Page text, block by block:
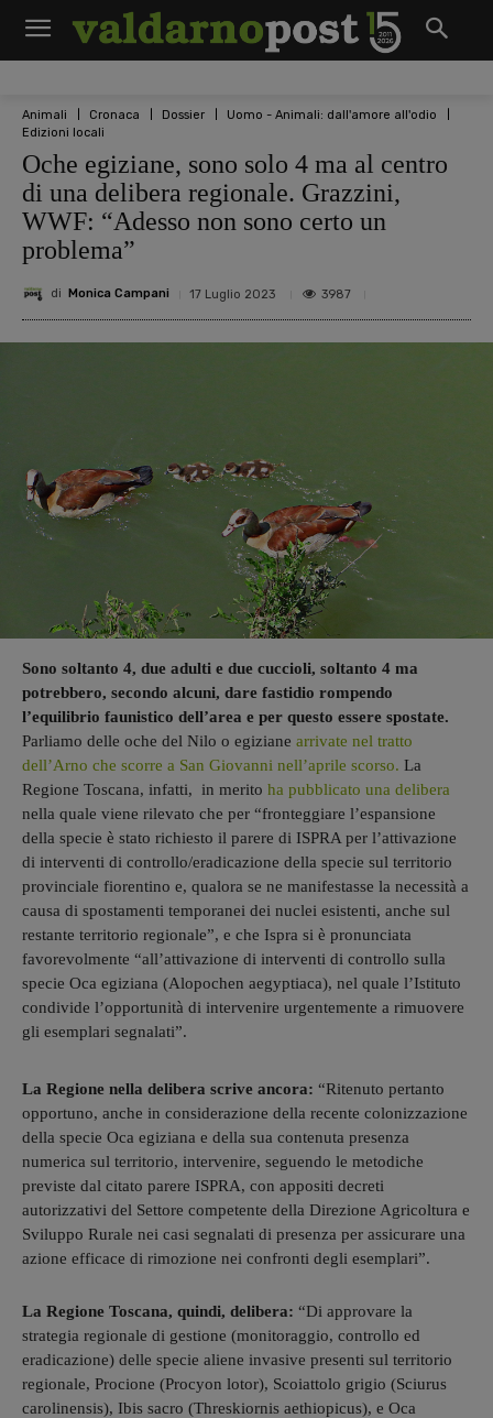
Animali Cronaca Dossier
Uomo - Animali: dall'amore all'odio
Edizioni locali
Oche egiziane, sono solo 4 ma al centro
di una delibera regionale. Grazzini,
WWF: “Adesso non sono certo un
problema”
di Monica Campani 17 Luglio 2023 3987
Sono soltanto 4, due adulti e due cuccioli, soltanto 4 ma
potrebbero, secondo alcuni, dare fastidio rompendo
l’equilibrio faunistico dell’area e per questo essere spostate.
Parliamo delle oche del Nilo o egiziane arrivate nel tratto
dell’Arno che scorre a San Giovanni nell’aprile scorso. La
Regione Toscana, infatti, in merito ha pubblicato una delibera
nella quale viene rilevato che per “fronteggiare l’espansione
della specie è stato richiesto il parere di ISPRA per l’attivazione
di interventi di controllo/eradicazione della specie sul territorio
provinciale fiorentino e, qualora se ne manifestasse la necessità a
causa di spostamenti temporanei dei nuclei esistenti, anche sul
restante territorio regionale”, e che Ispra si è pronunciata
favorevolmente “all’attivazione di interventi di controllo sulla
specie Oca egiziana (Alopochen aegyptiaca), nel quale l’Istituto
condivide l’opportunità di intervenire urgentemente a rimuovere
gli esemplari segnalati”.
La Regione nella delibera scrive ancora: “Ritenuto pertanto
opportuno, anche in considerazione della recente colonizzazione
della specie Oca egiziana e della sua contenuta presenza
numerica sul territorio, intervenire, seguendo le metodiche
previste dal citato parere ISPRA, con appositi decreti
autorizzativi del Settore competente della Direzione Agricoltura e
Sviluppo Rurale nei casi segnalati di presenza per assicurare una
azione efficace di rimozione nei confronti degli esemplari”.
La Regione Toscana, quindi, delibera: “Di approvare la
strategia regionale di gestione (monitoraggio, controllo ed
eradicazione) delle specie aliene invasive presenti sul territorio
regionale, Procione (Procyon lotor), Scoiattolo grigio (Sciurus
carolinensis), Ibis sacro (Threskiornis aethiopicus), e Oca